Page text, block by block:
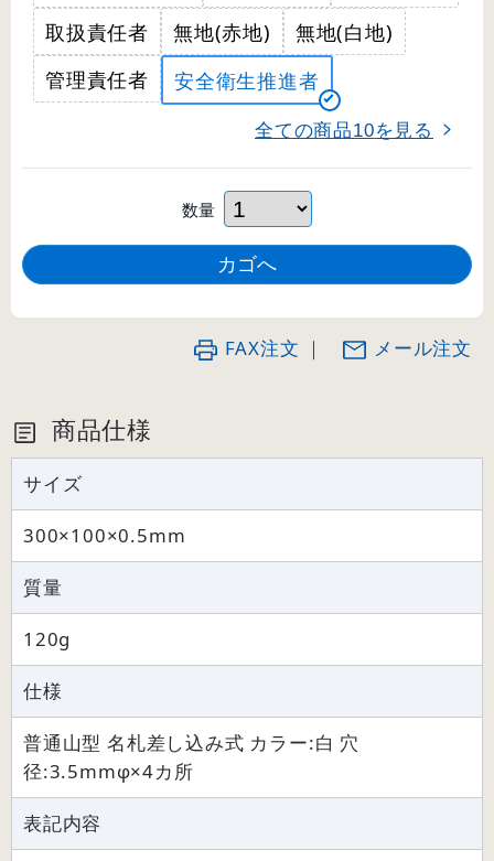
取扱責任者
無地(赤地)
無地(白地)
管理責任者
安全衛生推進者
全ての商品10を見る
数量
FAX注文 ｜ メール注文
商品仕様
サイズ
300×100×0.5mm
質量
120g
仕様
普通山型 名札差し込み式 カラー:白 穴
径:3.5mmφ×4カ所
表記内容